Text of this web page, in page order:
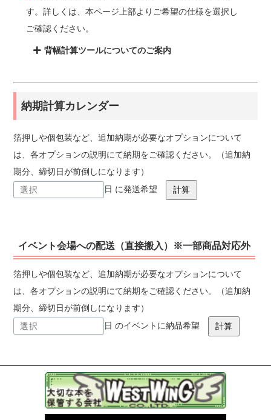
す。詳しくは、本ページ上部よりご希望の仕様を選択し
ご確認ください。
背幅計算ツールについてのご案内
納期計算カレンダー
箔押しや個包装など、追加納期が必要なオプションについて
は、各オプションの説明にて納期をご確認ください。（追加納
期分、締切日が前倒しになります）
日 に発送希望
イベント会場への配送（直接搬入）※一部商品対応外
箔押しや個包装など、追加納期が必要なオプションについて
は、各オプションの説明にて納期をご確認ください。（追加納
期分、締切日が前倒しになります）
日 のイベントに納品希望